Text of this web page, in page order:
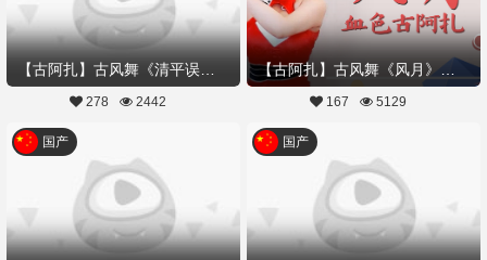
【古阿扎】古风舞《清平误》是谁的风花雪月~
278 2442
【古阿扎】古风舞《风月》是谁的风月,又是谁的心事
167 5129
国产 国产